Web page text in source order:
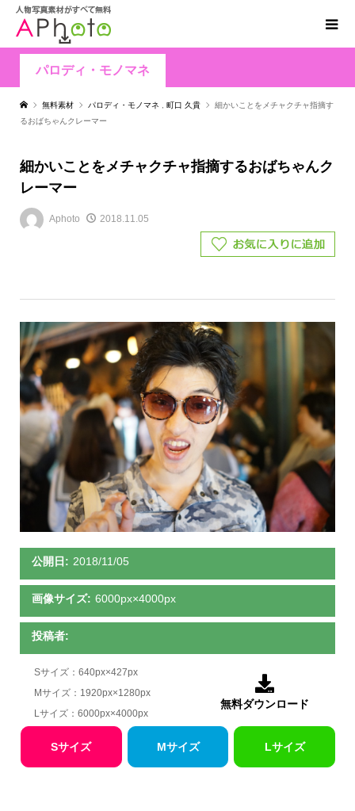
パロディ・モノマネ
無料素材 パロディ・モノマネ 町口 久貴
細かいことをメチャクチャ指摘す
るおばちゃんクレーマー
細かいことをメチャクチャ指摘するおばちゃんク
レーマー
Aphoto 2018.11.05
公開日: 2018/11/05
画像サイズ: 6000px×4000px
投稿者:
Sサイズ：640px×427px
Mサイズ：1920px×1280px
Lサイズ：6000px×4000px

無料ダウンロード
Sサイズ Mサイズ Lサイズ